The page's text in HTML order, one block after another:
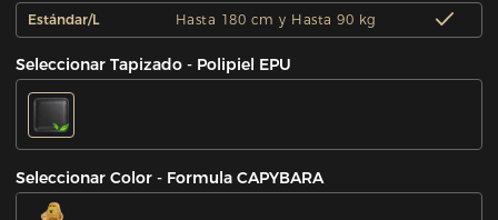
Estándar/L Hasta 180 cm y Hasta 90 kg
Seleccionar Tapizado - Polipiel EPU
Seleccionar Color - Formula CAPYBARA